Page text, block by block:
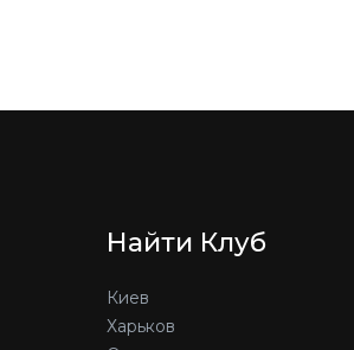
Найти Клуб
Киев
Харьков